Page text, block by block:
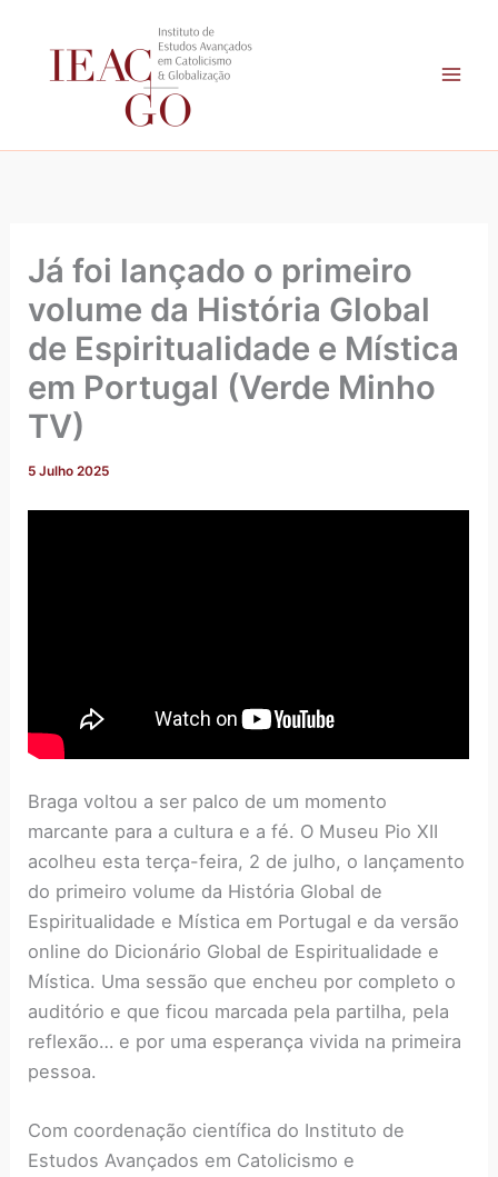
Já foi lançado o primeiro
volume da História Global
de Espiritualidade e Mística
em Portugal (Verde Minho
TV)
5 Julho 2025
Braga voltou a ser palco de um momento
marcante para a cultura e a fé. O Museu Pio XII
acolheu esta terça-feira, 2 de julho, o lançamento
do primeiro volume da História Global de
Espiritualidade e Mística em Portugal e da versão
online do Dicionário Global de Espiritualidade e
Mística. Uma sessão que encheu por completo o
auditório e que ficou marcada pela partilha, pela
reflexão… e por uma esperança vivida na primeira
pessoa.
Com coordenação científica do Instituto de
Estudos Avançados em Catolicismo e